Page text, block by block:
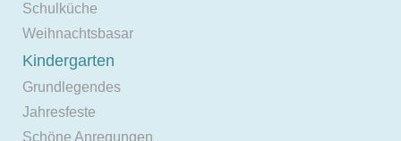
Schulküche
Weihnachtsbasar
Kindergarten
Grundlegendes
Jahresfeste
Schöne Anregungen